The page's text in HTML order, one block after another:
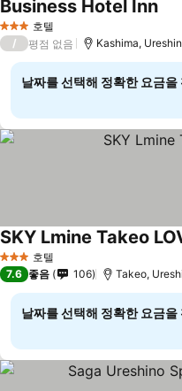
3 성급 호텔
Business Hotel Inn
/ 평점 없음 Kashima,
날짜를 선택해 정확한 요금을
3 성급 호텔
SKY Lmine Takeo
7.6 좋음 106 Takeo,
날짜를 선택해 정확한 요금을